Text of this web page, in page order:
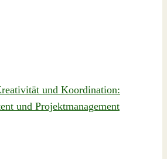
und Koordination:
und Projektmanagement